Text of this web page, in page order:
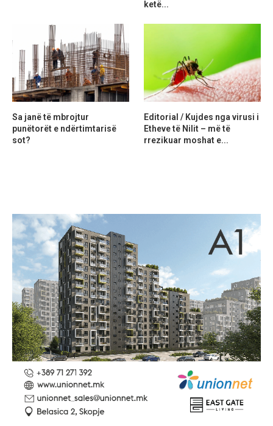
ketë...
Sa janë të mbrojtur
punëtorët e ndërtimtarisë
sot?
Editorial / Kujdes nga virusi i
Etheve të Nilit – më të
rrezikuar moshat e...